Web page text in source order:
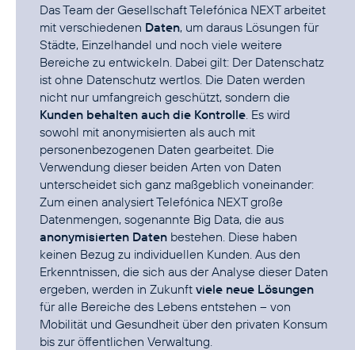
Das Team der Gesellschaft Telefónica NEXT arbeitet
mit verschiedenen Daten, um daraus Lösungen für
Städte, Einzelhandel und noch viele weitere
Bereiche zu entwickeln. Dabei gilt: Der Datenschatz
ist ohne Datenschutz wertlos. Die Daten werden
nicht nur umfangreich geschützt, sondern die
Kunden behalten auch die Kontrolle . Es wird
sowohl mit anonymisierten als auch mit
personenbezogenen Daten gearbeitet. Die
Verwendung dieser beiden Arten von Daten
unterscheidet sich ganz maßgeblich voneinander:
Zum einen analysiert Telefónica NEXT große
Datenmengen, sogenannte Big Data, die aus
anonymisierten Daten bestehen. Diese haben
keinen Bezug zu individuellen Kunden. Aus den
Erkenntnissen, die sich aus der Analyse dieser Daten
ergeben, werden in Zukunft viele neue Lösungen
für alle Bereiche des Lebens entstehen – von
Mobilität und Gesundheit über den privaten Konsum
bis zur öffentlichen Verwaltung.